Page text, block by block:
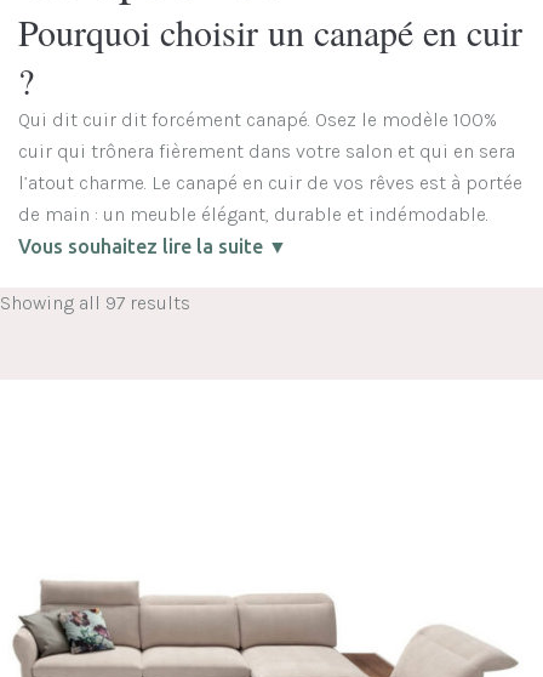
Pourquoi choisir un canapé en cuir
?
Qui dit cuir dit forcément canapé. Osez le modèle 100%
cuir qui trônera fièrement dans votre salon et qui en sera
l’atout charme. Le canapé en cuir de vos rêves est à portée
de main : un meuble élégant, durable et indémodable.
Vous souhaitez lire la suite ▼
Showing all 97 results